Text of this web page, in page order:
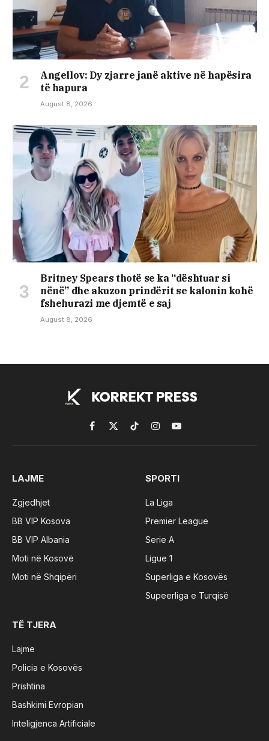
Angellov: Dy zjarre janë aktive në hapësira
të hapura
August 8, 2026
Britney Spears thotë se ka “dështuar si
nënë” dhe akuzon prindërit se kalonin kohë
fshehurazi me djemtë e saj
August 8, 2026
Facebook
X
(Twitter)
TikTokInstagramYouTube
LAJME
Zgjedhjet
BB VIP Kosova
BB VIP Albania
Moti në Kosovë
Moti në Shqipëri
SPORTI
La Liga
Premier League
Serie A
Ligue 1
Superliga e Kosovës
Supeerliga e Turqisë
TË TJERA
Lajme
Policia e Kosovës
Prishtina
Bashkimi Evropian
Inteligjenca Artificiale